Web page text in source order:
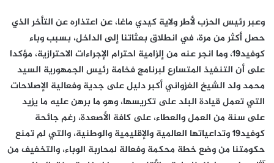
وعبر رئيس الحزب لأطر ولاية كيدي ماغا، عن اعتذاره عن التأخر الذي
حصل أكثر من مرة، في انطلاق بعثاتنا إلى الداخل، بسبب وباء
كوفيد19، وما انجر عنه من إلزامية احترام الإجراءات الاحترازية، مؤكدا
على أن التنفيذ المتسارع لبرنامج فخامة رئيس الجمهورية السيد
محمد ولد الشيخ الغزواني أكبر دليل على جدية وفعالية الإصلاحات
التي تعمل قيادة البلد على تكريسها، وهو ما برهن عليه ما يزيد
على سنة من العمل والعطاء، على كافة الأصعدة، رغم جائحة
كوفيد19 وتداعياتها العالمية والإقليمية والوطنية، والتي لم تمنع
حكومتنا من وضع خطة محكمة وفعالة لمحاربة الوباء، والتخفيف من